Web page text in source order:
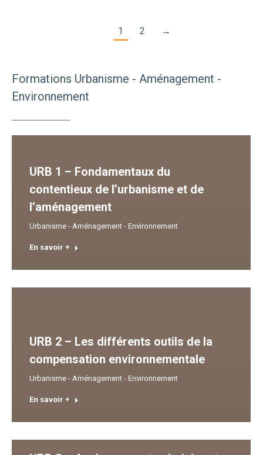
1 2 →
Formations Urbanisme - Aménagement -
Environnement
URB 1 – Fondamentaux du
contentieux de l’urbanisme et de
l’aménagement
Urbanisme - Aménagement - Environnement
En savoir +
URB 2 – Les différents outils de la
compensation environnementale
Urbanisme - Aménagement - Environnement
En savoir +